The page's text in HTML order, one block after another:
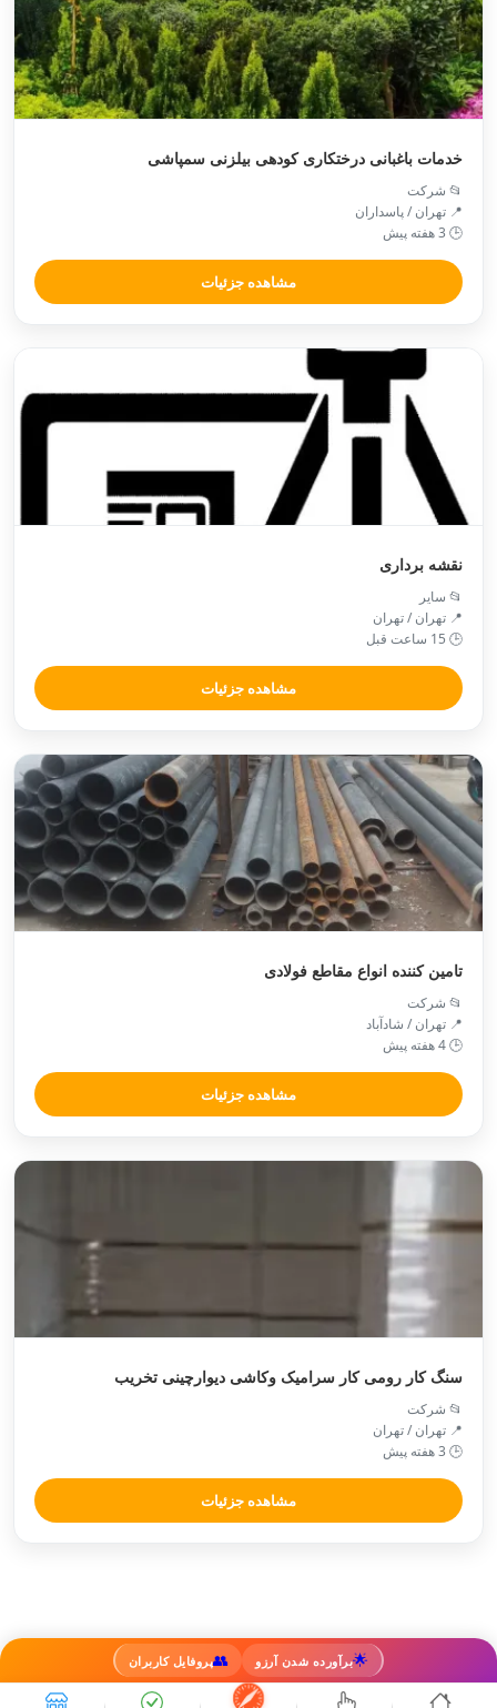
🌟برآورده شدن آرزو 👥پروفایل کاربران
خدمات باغبانی درختکاری کودهی بیلزنی سمپاشی
📂 شرکت
📍 تهران / پاسداران
🕒 3 هفته پیش
مشاهده جزئیات
نقشه برداری
📂 سایر
📍 تهران / تهران
🕒 15 ساعت قبل
مشاهده جزئیات
تامین کننده انواع مقاطع فولادی
📂 شرکت
📍 تهران / شادآباد
🕒 4 هفته پیش
مشاهده جزئیات
سنگ کار رومی کار سرامیک وکاشی دیوارچینی تخریب
📂 شرکت
📍 تهران / تهران
🕒 3 هفته پیش
مشاهده جزئیات